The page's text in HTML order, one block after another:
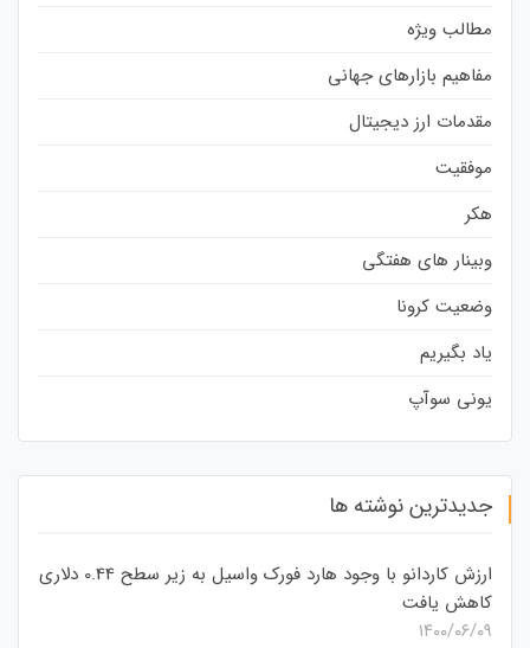
مطالب ویژه
مفاهیم بازارهای جهانی
مقدمات ارز دیجیتال
موفقیت
هکر
وبینار های هفتگی
وضعیت کرونا
یاد بگیریم
یونی سوآپ
جدیدترین نوشته ها
ارزش کاردانو با وجود هارد فورک واسیل به زیر سطح 0.44 دلاری
کاهش یافت
۱۴۰۰/۰۶/۰۹